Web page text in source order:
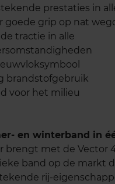
prestaties in
goede grip op nat
tractie in alle
brandstofgebruik
voor het milieu
en winterband in
brengt met de Vector
band op de markt
rij-